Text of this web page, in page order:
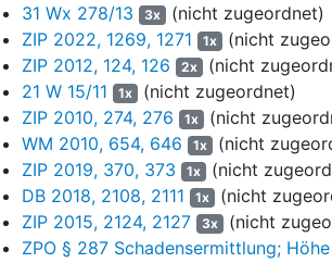
nachhaltigen Ergebnis von € 4.662 Mio.
Planungsrechnung der Gesellschaft
Geschäftsjahr 2018 eine
für die weiteren Jahre der Phase I und unter
Bewertungsprämisse phasengleicher
entsprechend der historischen Entwicklung
kontinuierlich steigende Ausschüttungsquote
Terminal Value gingen die Wirtschaftsprüfer
einer zur Finanzierung des nachhaltigen
Thesaurierung in Höhe der Wachstumsrate
erachteten dann eine nachhaltige
31 Wx 278/13
3x (nicht zugeordnet)
ZIP 2022, 1269, 1271
1x (nicht
ZIP 2012, 124, 126
2x (nicht
21 W 15/11
1x (nicht zugeordnet)
ZIP 2010, 274, 276
1x (nicht
WM 2010, 654, 646
1x (nicht
ZIP 2019, 370, 373
1x (nicht
DB 2018, 2108, 2111
1x (nicht
ZIP 2015, 2124, 2127
3x (nicht
ZPO § 287 Schadensermittlung;